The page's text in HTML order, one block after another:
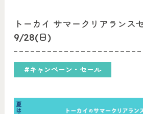
トーカイ サマークリアランス
9/28(日)
#キャンペーン・セール